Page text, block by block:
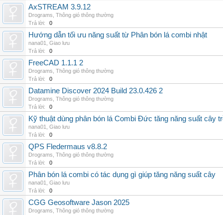
AxSTREAM 3.9.12
Drograms Thông gió thông thường
Trả lời:
0
Hướng dẫn tối ưu năng suất từ Phân bón lá combi nhật
nana01
Giao lưu
Trả lời:
0
FreeCAD 1.1.1 2
Drograms Thông gió thông thường
Trả lời:
0
Datamine Discover 2024 Build 23.0.426 2
Drograms Thông gió thông thường
Trả lời:
0
Kỹ thuật dùng phân bón lá Combi Đức tăng năng suất cây
nana01
Giao lưu
Trả lời:
0
QPS Fledermaus v8.8.2
Drograms Thông gió thông thường
Trả lời:
0
Phân bón lá combi có tác dụng gì giúp tăng năng suất cây
nana01
Giao lưu
Trả lời:
0
CGG Geosoftware Jason 2025
Drograms Thông gió thông thường